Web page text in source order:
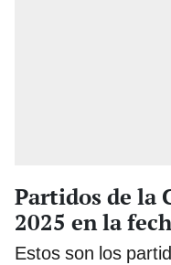
Partidos de la
2025 en la
Estos son los